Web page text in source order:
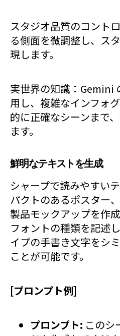
スタジオ品質のコント
る側面を微調整し、ス
現します。
実世界の知識：Gemini
用し、複雑なインフォ
的に正確なシーンまで
ます。
鮮明なテキストを生成
シャープで読みやすい
パクトのあるポスター
製品モックアップを作
フォントの種類を記述
イプの手書き文字をシ
ことが可能です。
[プロンプト例]
プロンプト: このシ